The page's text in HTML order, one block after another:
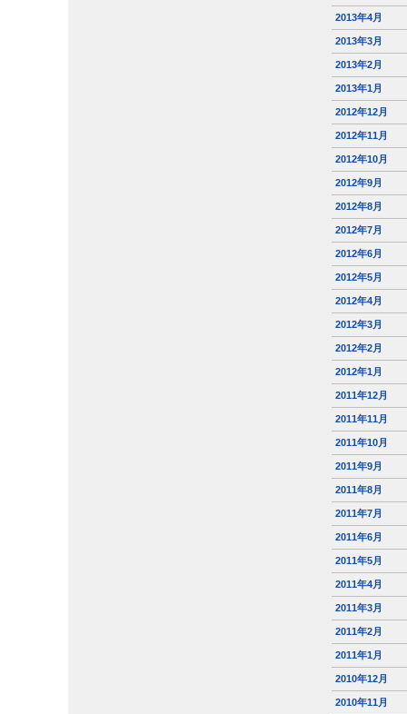
2013年4月
2013年3月
2013年2月
2013年1月
2012年12月
2012年11月
2012年10月
2012年9月
2012年8月
2012年7月
2012年6月
2012年5月
2012年4月
2012年3月
2012年2月
2012年1月
2011年12月
2011年11月
2011年10月
2011年9月
2011年8月
2011年7月
2011年6月
2011年5月
2011年4月
2011年3月
2011年2月
2011年1月
2010年12月
2010年11月